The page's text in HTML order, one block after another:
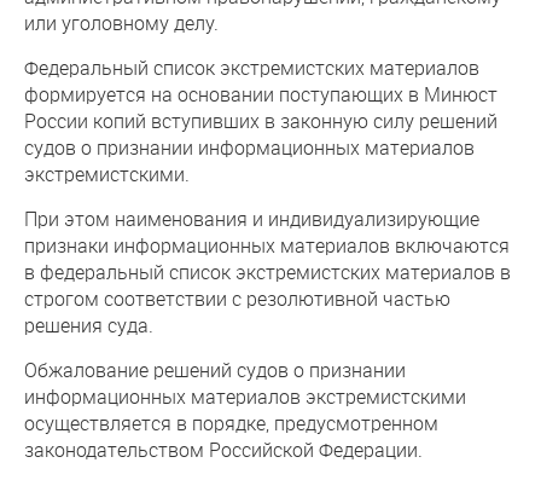
или уголовному делу.
Федеральный список экстремистских материалов
формируется на основании поступающих в Минюст
России копий вступивших в законную силу решений
судов о признании информационных материалов
экстремистскими.
При этом наименования и индивидуализирующие
признаки информационных материалов включаются
в федеральный список экстремистских материалов в
строгом соответствии с резолютивной частью
решения суда.
Обжалование решений судов о признании
информационных материалов экстремистскими
осуществляется в порядке, предусмотренном
законодательством Российской Федерации.